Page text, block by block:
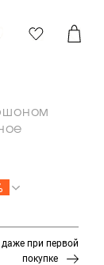
при первой
покупке